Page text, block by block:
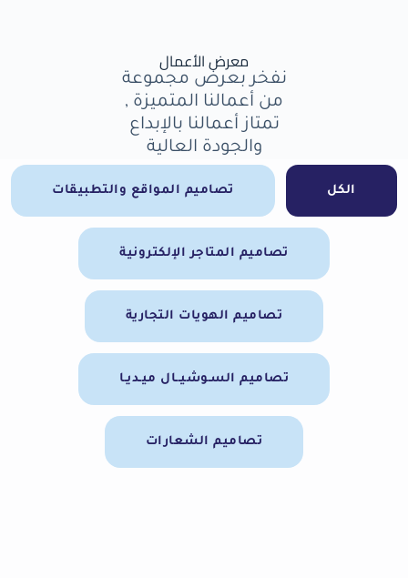
معرض الأعمال
نفخر بعرض مجموعة
من أعمالنا المتميزة ,
تمتاز أعمالنا بالإبداع
والجودة العالية
الكل تصاميم المواقع والتطبيقات
تصاميم المتاجر الإلكترونية
تصاميم الهويات التجارية
تصاميم السـوشيــال ميـديـا
تصاميم الشعارات